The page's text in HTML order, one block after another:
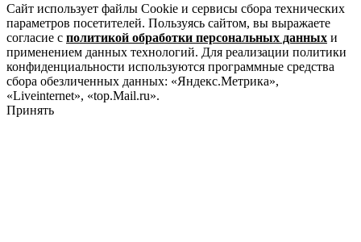
Сайт использует файлы Cookie и сервисы сбора технических
параметров посетителей. Пользуясь сайтом, вы выражаете
согласие с политикой обработки персональных данных и
применением данных технологий. Для реализации политики
конфиденциальности используются программные средства
сбора обезличенных данных: «Яндекс.Метрика»,
«Liveinternet», «top.Mail.ru».
Принять